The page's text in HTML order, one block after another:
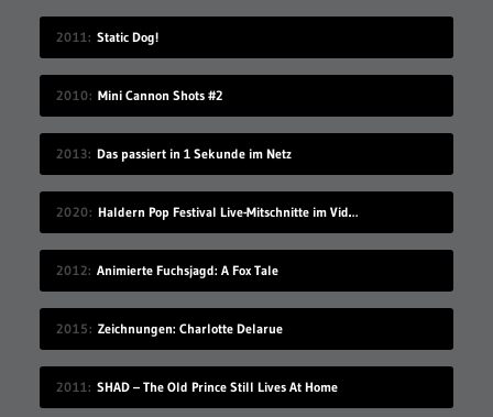
2011 Static Dog!
2010 Mini Cannon Shots #2
2013 Das passiert in 1 Sekunde im Netz
2020 Haldern Pop Festival Live-Mitschnitte im Videostream (2008-2019)
2012 Animierte Fuchsjagd: A Fox Tale
2015 Zeichnungen: Charlotte Delarue
2011 SHAD – The Old Prince Still Lives At Home